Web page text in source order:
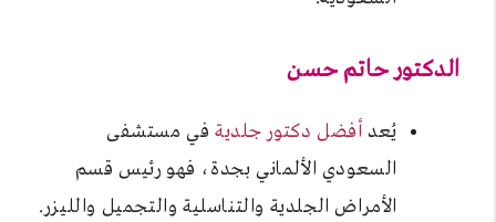
الدكتور حاتم حسن
يُعد أفضل دكتور جلدية في مستشفى
السعودي الألماني بجدة، فهو رئيس قسم
الأمراض الجلدية والتناسلية والتجميل والليزر.